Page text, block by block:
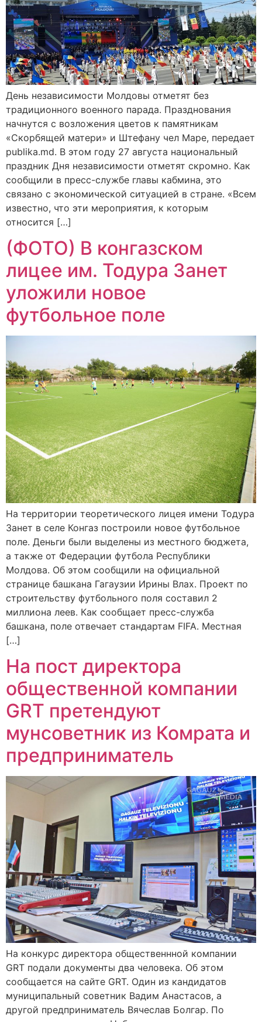
День независимости Молдовы отметят без
традиционного военного парада. Празднования
начнутся с возложения цветов к памятникам
«Скорбящей матери» и Штефану чел Маре, передает
publika.md. В этом году 27 августа национальный
праздник Дня независимости отметят скромно. Как
сообщили в пресс-службе главы кабмина, это
связано с экономической ситуацией в стране. «Всем
известно, что эти мероприятия, к которым
относится […]
(ФОТО) В конгазском
лицее им. Тодура Занет
уложили новое
футбольное поле
На территории теоретического лицея имени Тодура
Занет в селе Конгаз построили новое футбольное
поле. Деньги были выделены из местного бюджета,
а также от Федерации футбола Республики
Молдова. Об этом сообщили на официальной
странице башкана Гагаузии Ирины Влах. Проект по
строительству футбольного поля составил 2
миллиона леев. Как сообщает пресс-служба
башкана, поле отвечает стандартам FIFA. Местная
[…]
На пост директора
общественной компании
GRT претендуют
мунсоветник из Комрата и
предприниматель
На конкурс директора общественнной компании
GRT подали документы два человека. Об этом
сообщается на сайте GRT. Один из кандидатов
муниципальный советник Вадим Анастасов, а
другой предприниматель Вячеслав Болгар. По